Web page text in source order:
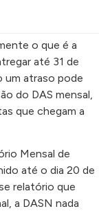
o que é a
até 31 de
um atraso pode
do DAS mensal,
que chegam a
Mensal de
até o dia 20 de
relatório que
a DASN nada